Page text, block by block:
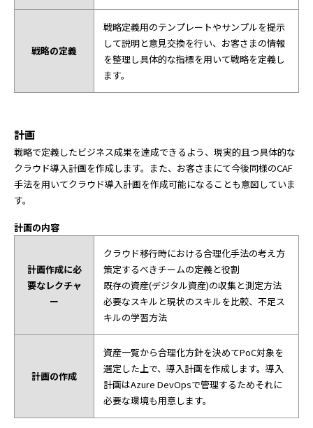
戦略の定義
戦略定義用のテンプレートやサンプルを提示
して説明と意見交換を行い、お客さまの情報
を整理し具体的な指標を用いて戦略を定義し
ます。
計画
戦略で定義したビジネス成果を達成できるよう、現実的且つ具体的な
クラウド導入計画を作成します。また、お客さまにて今後同様のCAF
手法を用いてクラウド導入計画を作成可能になることも意図していま
す。
計画の内容
計画作成に必
要なレクチャ
ー
クラウド移行時における合理化手法の考え方
策定するべきチームの定義と役割
既存の資産(デジタル資産)の収集と測定方法
必要なスキルと現状のスキルを比較、不足ス
キルの学習方法
計画の作成
資産一覧から合理化方針を決めてPoC対象を
選定した上で、導入計画を作成します。導入
計画はAzure DevOpsで管理するためそれに
必要な環境も用意します。